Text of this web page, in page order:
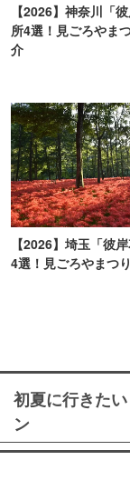
【2026】神奈川「
所4選！見ごろやま
介
【2026】埼玉「彼
4選！見ごろやまつ
初夏に行きた
ン